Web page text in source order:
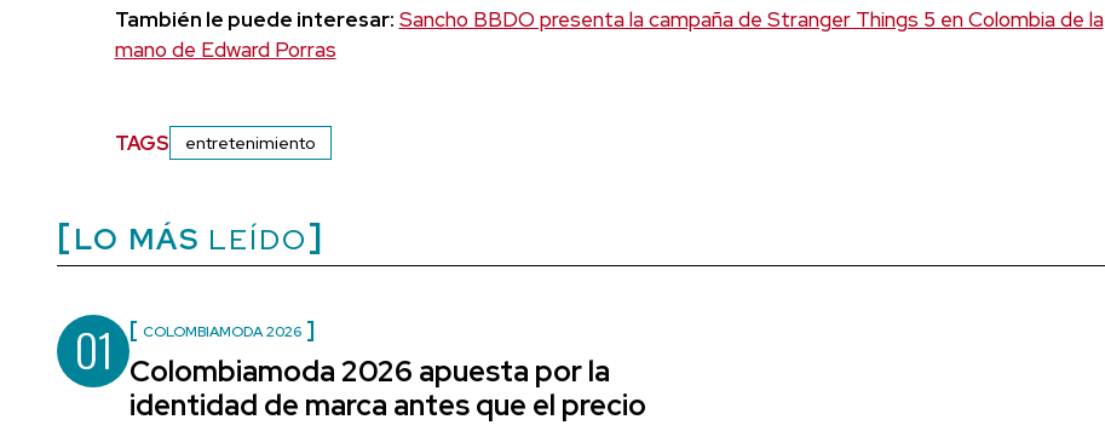
También le puede interesar: Sancho BBDO presenta la campaña de Stranger Things 5 en Colombia de la
mano de Edward Porras
TAGS entretenimiento
LO MÁS LEÍDO
01 COLOMBIAMODA 2026
Colombiamoda 2026 apuesta por la
identidad de marca antes que el precio